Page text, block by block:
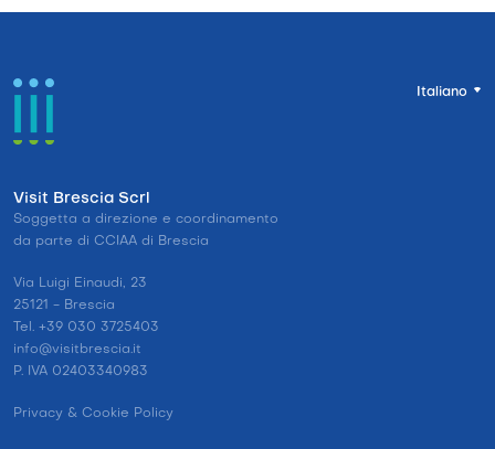
Italiano
Visit Brescia Scrl
Soggetta a direzione e coordinamento
da parte di CCIAA di Brescia
Via Luigi Einaudi, 23
25121 - Brescia
Tel. +39 030 3725403
info@visitbrescia.it
P. IVA 02403340983
Privacy & Cookie Policy